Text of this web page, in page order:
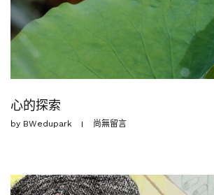
心的探索
by BWedupark 尚無留言